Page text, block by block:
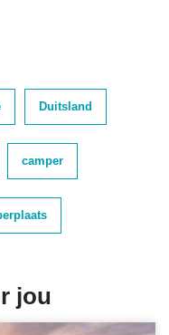
Duitsland
camper
jou